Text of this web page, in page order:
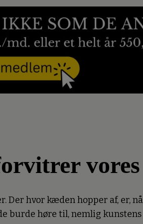
Der hvor kæden hopper af, er,
burde høre til, nemlig